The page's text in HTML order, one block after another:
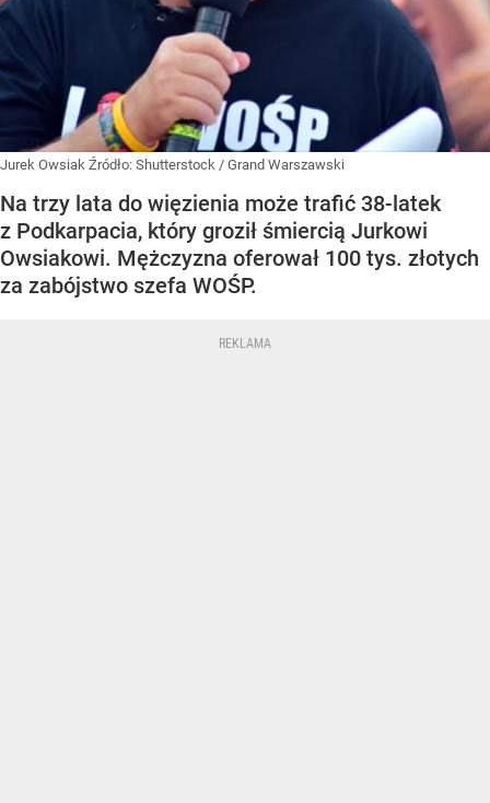
Jurek Owsiak Źródło: Shutterstock / Grand Warszawski
Na trzy lata do więzienia może trafić 38-latek
z Podkarpacia, który groził śmiercią Jurkowi
Owsiakowi. Mężczyzna oferował 100 tys. złotych
za zabójstwo szefa WOŚP.